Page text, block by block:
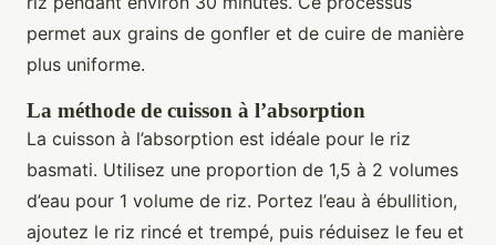
permet aux grains de gonfler et de cuire de manière
plus uniforme.
La méthode de cuisson à l’absorption
La cuisson à l’absorption est idéale pour le riz
basmati. Utilisez une proportion de 1,5 à 2 volumes
d’eau pour 1 volume de riz. Portez l’eau à ébullition,
ajoutez le riz rincé et trempé, puis réduisez le feu et